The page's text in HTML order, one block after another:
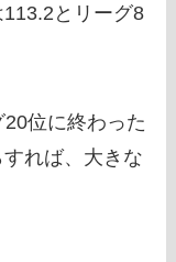
とリーグ8
位に終わった
れば、大きな